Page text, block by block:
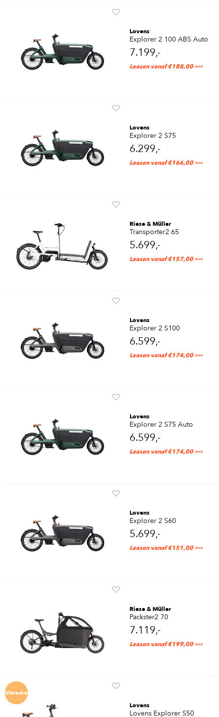
Lovens
Explorer 2 100 ABS Auto
7.199,-
Leasen vanaf €188,00 /mnd
Lovens
Explorer 2 S75
6.299,-
Leasen vanaf €166,00 /mnd
Riese & Müller
Transporter2 65
5.699,-
Leasen vanaf €157,00 /mnd
Lovens
Explorer 2 S100
6.599,-
Leasen vanaf €174,00 /mnd
Lovens
Explorer 2 S75 Auto
6.599,-
Leasen vanaf €174,00 /mnd
Lovens
Explorer 2 S60
5.699,-
Leasen vanaf €151,00 /mnd
Riese & Müller
Packster2 70
7.119,-
Leasen vanaf €199,00 /mnd
Uitverkocht
Lovens
Lovens Explorer S50